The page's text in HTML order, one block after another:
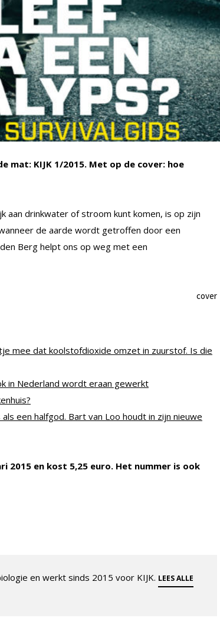
mat: KIJK 1/2015. Met op de cover: hoe
aan drinkwater of stroom kunt komen, is op zijn
de aarde wordt getroffen door een
Berg helpt ons op weg met een
mee dat koolstofdioxide omzet in zuurstof. Is die
in Nederland wordt eraan gewerkt
een halfgod. Bart van Loo houdt in zijn nieuwe
2015 en kost 5,25 euro. Het nummer is ook
en werkt sinds 2015 voor KIJK. LEES ALLE